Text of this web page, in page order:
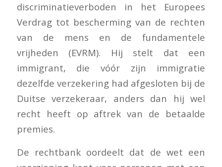
discriminatieverboden in het Europees
Verdrag tot bescherming van de rechten
van de mens en de fundamentele
vrijheden (EVRM). Hij stelt dat een
immigrant, die vóór zijn immigratie
dezelfde verzekering had afgesloten bij de
Duitse verzekeraar, anders dan hij wel
recht heeft op aftrek van de betaalde
premies.
De rechtbank oordeelt dat de wet een